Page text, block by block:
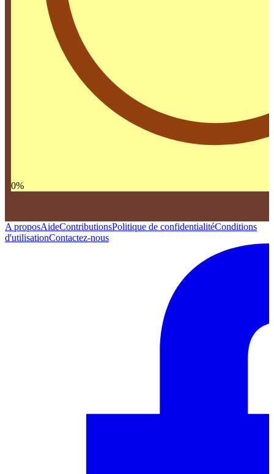
0%
A proposAideContributionsPolitique de confidentialitéConditions
d'utilisationContactez-nous